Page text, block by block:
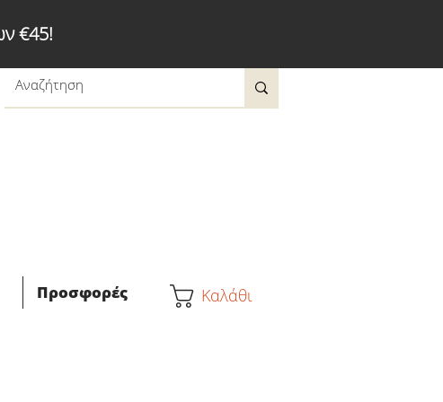
€45!
Προσφορές Καλάθι